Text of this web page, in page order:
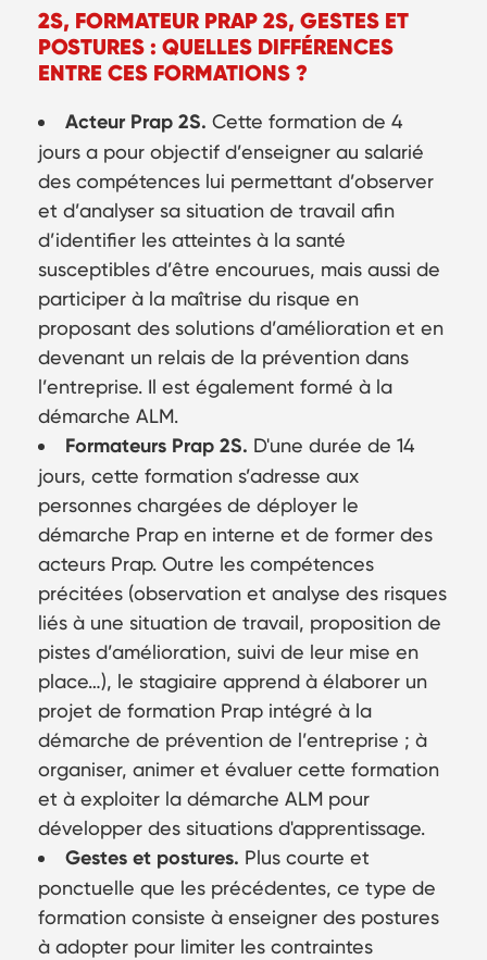
2S, FORMATEUR PRAP 2S, GESTES ET
POSTURES : QUELLES DIFFÉRENCES
ENTRE CES FORMATIONS ?
Acteur Prap 2S. Cette formation de 4
jours a pour objectif d’enseigner au salarié
des compétences lui permettant d’observer
et d’analyser sa situation de travail afin
d’identifier les atteintes à la santé
susceptibles d’être encourues, mais aussi de
participer à la maîtrise du risque en
proposant des solutions d’amélioration et en
devenant un relais de la prévention dans
l’entreprise. Il est également formé à la
démarche ALM.
Formateurs Prap 2S. D'une durée de 14
jours, cette formation s’adresse aux
personnes chargées de déployer le
démarche Prap en interne et de former des
acteurs Prap. Outre les compétences
précitées (observation et analyse des risques
liés à une situation de travail, proposition de
pistes d’amélioration, suivi de leur mise en
place…), le stagiaire apprend à élaborer un
projet de formation Prap intégré à la
démarche de prévention de l’entreprise ; à
organiser, animer et évaluer cette formation
et à exploiter la démarche ALM pour
développer des situations d'apprentissage.
Gestes et postures. Plus courte et
ponctuelle que les précédentes, ce type de
formation consiste à enseigner des postures
à adopter pour limiter les contraintes